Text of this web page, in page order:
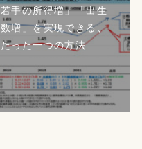
若手の所得増」「出生
数増」を実現できる、
たった一つの方法